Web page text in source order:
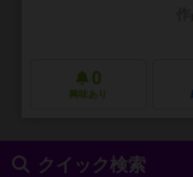
0
興味あり
クイック検索